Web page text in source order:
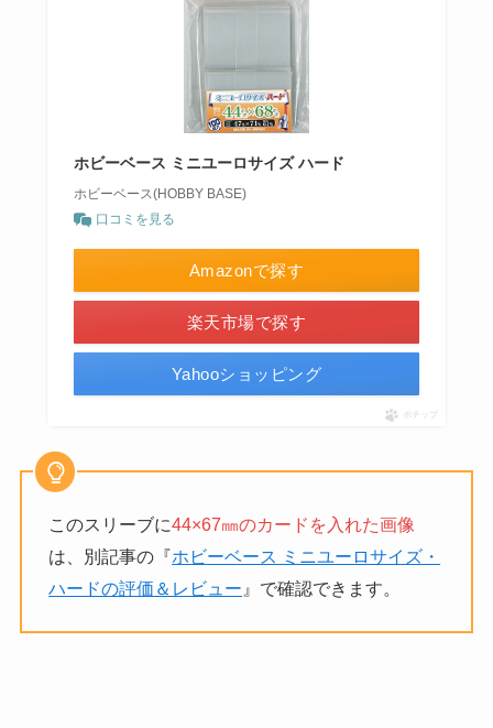
ホビーベース ミニユーロサイズ ハード
ホビーベース(HOBBY BASE)
口コミを見る
Amazonで探す
楽天市場で探す
Yahooショッピング
ポチップ
このスリーブに44×67㎜のカードを入れた画像
は、別記事の『ホビーベース ミニユーロサイズ・
ハードの評価＆レビュー 』で確認できます。